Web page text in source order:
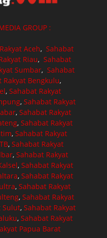
GROUP :
Aceh, Sahabat
Riau, Sahabat
Sumbar,Sahabat
Rakyat Bengkulu,
, Sahabat Rakyat
,Sahabat Rakyat
,Sahabat Rakyat
, Sahabat Rakyat
, Sahabat Rakyat
,Sahabat Rakyat
,Sahabat Rakyat
,Sahabat Rakyat
,Sahabat Rakyat
, Sahabat Rakyat
,Sahabat Rakyat
Sulut,Sahabat Rakyat
,Sahabat Rakyat
Papua Barat